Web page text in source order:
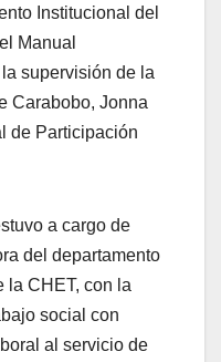
Institucional del
Manual
supervisión de la
Carabobo, Jonna
de Participación
a cargo de
del departamento
la CHET, con la
social con
al servicio de